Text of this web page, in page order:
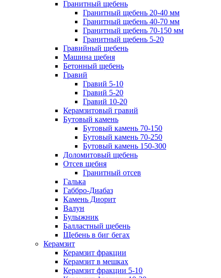
Гранитный щебень
Гранитный щебень 20-40 мм
Гранитный щебень 40-70 мм
Гранитный щебень 70-150 мм
Гранитный щебень 5-20
Гравийный щебень
Машина щебня
Бетонный щебень
Гравий
Гравий 5-10
Гравий 5-20
Гравий 10-20
Керамзитовый гравий
Бутовый камень
Бутовый камень 70-150
Бутовый камень 70-250
Бутовый камень 150-300
Доломитовый щебень
Отсев щебня
Гранитный отсев
Галька
Габбро-Диабаз
Камень Диорит
Валун
Булыжник
Балластный щебень
Щебень в биг бегах
Керамзит
Керамзит фракции
Керамзит в мешках
Керамзит фракции 5-10